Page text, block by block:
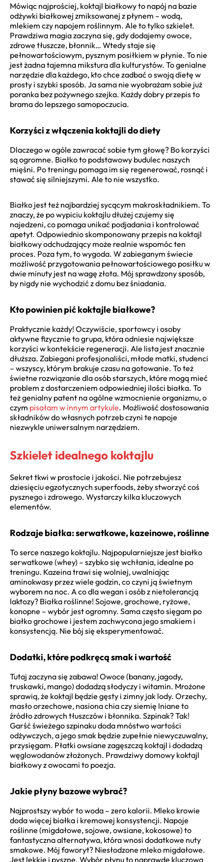
Mówiąc najprościej, koktajl białkowy to napój na bazie
odżywki białkowej zmiksowanej z płynem – wodą,
mlekiem czy napojem roślinnym. Ale to tylko szkielet.
Prawdziwa magia zaczyna się, gdy dodajemy owoce,
zdrowe tłuszcze, błonnik… Wtedy staje się
pełnowartościowym, pysznym posiłkiem w płynie. To nie
jest żadna tajemna mikstura dla kulturystów. To genialne
narzędzie dla każdego, kto chce zadbać o swoją dietę w
prosty i szybki sposób. Ja sama nie wyobrażam sobie już
poranka bez pożywnego szejka. Każdy dobry przepis to
brama do lepszego samopoczucia.
Korzyści z włączenia koktajli do diety
Dlaczego w ogóle zawracać sobie tym głowę? Bo korzyści
są ogromne. Białko to podstawowy budulec naszych
mięśni. Po treningu pomaga im się regenerować, rosnąć i
stawać się silniejszymi. Ale to nie wszystko.
Białko jest też najbardziej sycącym makroskładnikiem. To
znaczy, że po wypiciu koktajlu dłużej czujemy się
najedzeni, co pomaga unikać podjadania i kontrolować
apetyt. Odpowiednio skomponowany przepis na koktajl
białkowy odchudzający może realnie wspomóc ten
proces. Poza tym, to wygoda. W zabieganym świecie
możliwość przygotowania pełnowartościowego posiłku w
dwie minuty jest na wagę złota. Mój sprawdzony sposób,
by nigdy nie wychodzić z domu bez śniadania.
Kto powinien pić koktajle białkowe?
Praktycznie każdy! Oczywiście, sportowcy i osoby
aktywne fizycznie to grupa, która odniesie największe
korzyści w kontekście regeneracji. Ale lista jest znacznie
dłuższa. Zabiegani profesjonaliści, młode matki, studenci
– wszyscy, którym brakuje czasu na gotowanie. To też
świetne rozwiązanie dla osób starszych, które mogą mieć
problem z dostarczeniem odpowiedniej ilości białka. To
też genialny patent na ogólne wzmocnienie organizmu, o
czym pisałam w innym artykule. Możliwość dostosowania
składników do własnych potrzeb czyni te napoje
niezwykle uniwersalnym narzędziem.
Szkielet idealnego koktajlu
Sekret tkwi w prostocie i jakości. Nie potrzebujesz
dziesięciu egzotycznych superfoods, żeby stworzyć coś
pysznego i zdrowego. Wystarczy kilka kluczowych
elementów.
Rodzaje białka: serwatkowe, kazeinowe, roślinne
To serce naszego koktajlu. Najpopularniejsze jest białko
serwatkowe (whey) – szybko się wchłania, idealne po
treningu. Kazeina trawi się wolniej, uwalniając
aminokwasy przez wiele godzin, co czyni ją świetnym
wyborem na noc. A co dla wegan i osób z nietolerancją
laktozy? Białka roślinne! Sojowe, grochowe, ryżowe,
konopne – wybór jest ogromny. Sama często sięgam po
białko grochowe i jestem zachwycona jego smakiem i
konsystencją. Nie bój się eksperymentować.
Dodatki, które podkręcą smak i wartość
Tutaj zaczyna się zabawa! Owoce (banany, jagody,
truskawki, mango) dodadzą słodyczy i witamin. Mrożone
sprawią, że koktajl będzie gęsty i zimny jak lody. Orzechy,
masło orzechowe, nasiona chia czy siemię lniane to
źródło zdrowych tłuszczów i błonnika. Szpinak? Tak!
Garść świeżego szpinaku doda mnóstwo wartości
odżywczych, a jego smak będzie zupełnie niewyczuwalny,
przysięgam. Płatki owsiane zagęszczą koktajl i dodadzą
węglowodanów złożonych. Prawdziwy domowy koktajl
białkowy z owocami to poezja.
Jakie płyny bazowe wybrać?
Najprostszy wybór to woda – zero kalorii. Mleko krowie
doda więcej białka i kremowej konsystencji. Napoje
roślinne (migdałowe, sojowe, owsiane, kokosowe) to
fantastyczna alternatywa, która wnosi dodatkowe nuty
smakowe. Mój faworyt? Niesłodzone mleko migdałowe.
Jest lekkie i pyszne. Wybór płynu to naprawdę kluczowa